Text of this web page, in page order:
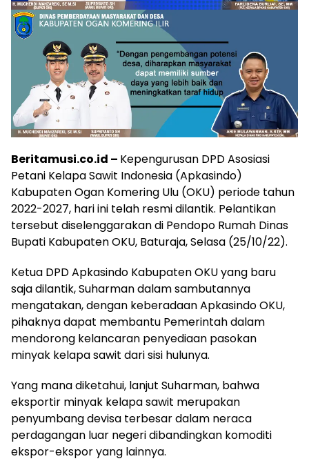
Beritamusi.co.id – Kepengurusan DPD Asosiasi
Petani Kelapa Sawit Indonesia (Apkasindo)
Kabupaten Ogan Komering Ulu (OKU) periode tahun
2022-2027, hari ini telah resmi dilantik. Pelantikan
tersebut diselenggarakan di Pendopo Rumah Dinas
Bupati Kabupaten OKU, Baturaja, Selasa (25/10/22).
Ketua DPD Apkasindo Kabupaten OKU yang baru
saja dilantik, Suharman dalam sambutannya
mengatakan, dengan keberadaan Apkasindo OKU,
pihaknya dapat membantu Pemerintah dalam
mendorong kelancaran penyediaan pasokan
minyak kelapa sawit dari sisi hulunya.
Yang mana diketahui, lanjut Suharman, bahwa
eksportir minyak kelapa sawit merupakan
penyumbang devisa terbesar dalam neraca
perdagangan luar negeri dibandingkan komoditi
ekspor-ekspor yang lainnya.